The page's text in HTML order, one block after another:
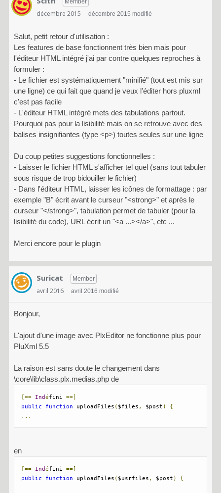
Member
décembre 2015 décembre 2015 modifié
Salut, petit retour d'utilisation :
Les features de base fonctionnent très bien mais pour
l'éditeur HTML intégré j'ai par contre quelques reproches à
formuler :
- Le fichier est systématiquement "minifié" (tout est mis sur
une ligne) ce qui fait que quand je veux l'éditer hors pluxml
c'est pas facile
- L'éditeur HTML intégré mets des tabulations partout.
Pourquoi pas pour la lisibilité mais on se retrouve avec des
balises insignifiantes (type <p>) toutes seules sur une ligne
Du coup petites suggestions fonctionnelles :
- Laisser le fichier HTML s'afficher tel quel (sans tout tabuler
sous risque de trop bidouiller le fichier)
- Dans l'éditeur HTML, laisser les icônes de formattage : par
exemple "B" écrit avant le curseur "<strong>" et après le
curseur "</strong>", tabulation permet de tabuler (pour la
lisibilité du code), URL écrit un "<a ...></a>", etc ...
Merci encore pour le plugin
Suricat Member
avril 2016 avril 2016 modifié
Bonjour,
L'ajout d'une image avec PlxEditor ne fonctionne plus pour
PluXml 5.5
La raison est sans doute le changement dans
\core\lib\class.plx.medias.php de
[== Indéfini ==]
public
function uploadFiles ( $files , $post )
{
...
en
[== Indéfini ==]
public
function uploadFiles ( $usrfiles , $post ) {